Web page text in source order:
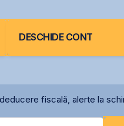
DESCHIDE CONT
fiscală, alerte la